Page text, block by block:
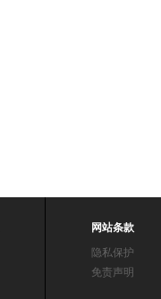
网站条款
隐私保护
免责声明